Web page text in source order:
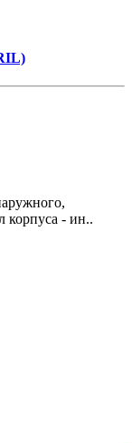
корпуса - ин..